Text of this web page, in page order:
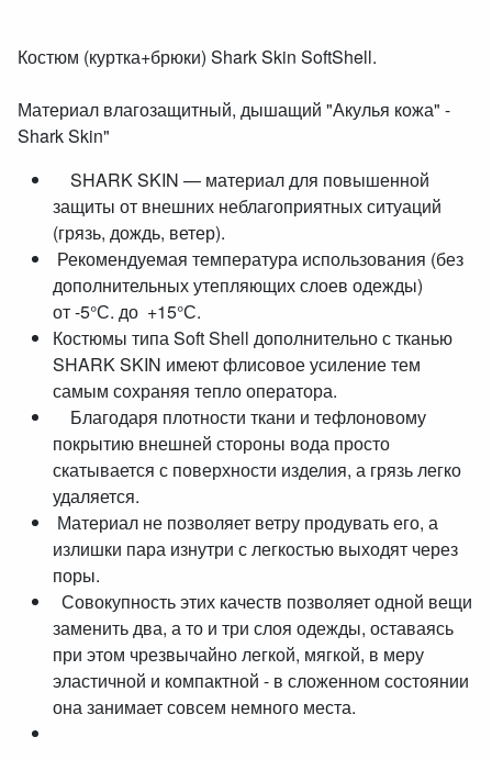
Костюм (куртка+брюки) Shark Skin SoftShell.
Материал влагозащитный, дышащий "Акулья кожа" -
Shark Skin"
SHARK SKIN — материал для повышенной
защиты от внешних неблагоприятных ситуаций
(грязь, дождь, ветер).
Рекомендуемая температура использования (без
дополнительных утепляющих слоев одежды)
от -5°С. до +15°С.
Костюмы типа Soft Shell дополнительно с тканью
SHARK SKIN имеют флисовое усиление тем
самым сохраняя тепло оператора.
Благодаря плотности ткани и тефлоновому
покрытию внешней стороны вода просто
скатывается с поверхности изделия, а грязь легко
удаляется.
Материал не позволяет ветру продувать его, а
излишки пара изнутри с легкостью выходят через
поры.
Совокупность этих качеств позволяет одной вещи
заменить два, а то и три слоя одежды, оставаясь
при этом чрезвычайно легкой, мягкой, в меру
эластичной и компактной - в сложенном состоянии
она занимает совсем немного места.